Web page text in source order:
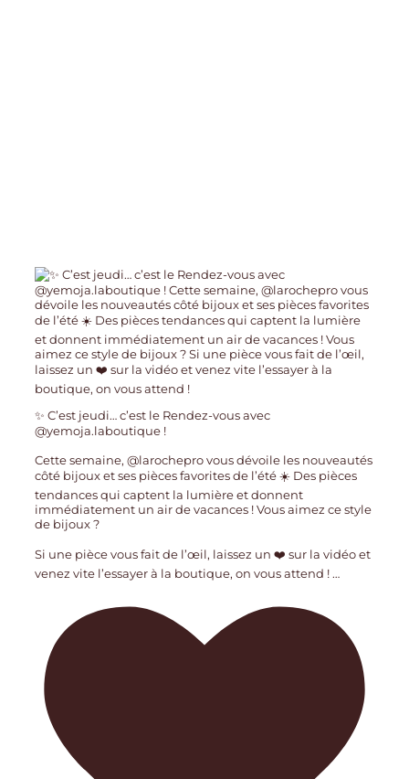
✨ C’est jeudi… c’est le Rendez-vous avec
@yemoja.laboutique !
Cette semaine, @larochepro vous dévoile les nouveautés
côté bijoux et ses pièces favorites de l’été ☀️ Des pièces
tendances qui captent la lumière et donnent
immédiatement un air de vacances ! Vous aimez ce style
de bijoux ?
Si une pièce vous fait de l’œil, laissez un ❤️ sur la vidéo et
venez vite l’essayer à la boutique, on vous attend ! …